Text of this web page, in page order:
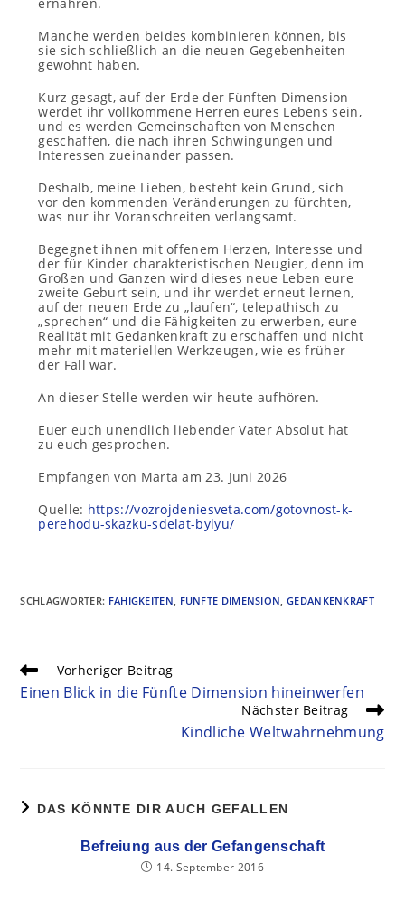
Manche werden beides kombinieren können, bis
sie sich schließlich an die neuen Gegebenheiten
gewöhnt haben.
Kurz gesagt, auf der Erde der Fünften Dimension
werdet ihr vollkommene Herren eures Lebens sein,
und es werden Gemeinschaften von Menschen
geschaffen, die nach ihren Schwingungen und
Interessen zueinander passen.
Deshalb, meine Lieben, besteht kein Grund, sich
vor den kommenden Veränderungen zu fürchten,
was nur ihr Voranschreiten verlangsamt.
Begegnet ihnen mit offenem Herzen, Interesse und
der für Kinder charakteristischen Neugier, denn im
Großen und Ganzen wird dieses neue Leben eure
zweite Geburt sein, und ihr werdet erneut lernen,
auf der neuen Erde zu „laufen“, telepathisch zu
„sprechen“ und die Fähigkeiten zu erwerben, eure
Realität mit Gedankenkraft zu erschaffen und nicht
mehr mit materiellen Werkzeugen, wie es früher
der Fall war.
An dieser Stelle werden wir heute aufhören.
Euer euch unendlich liebender Vater Absolut hat
zu euch gesprochen.
Empfangen von Marta am 23. Juni 2026
Quelle: https://vozrojdeniesveta.com/gotovnost-k-
perehodu-skazku-sdelat-bylyu/
SCHLAGWÖRTER: FÄHIGKEITEN, FÜNFTE DIMENSION, GEDANKENKRAFT
Vorheriger Beitrag
Einen Blick in die Fünfte Dimension hineinwerfen
Nächster Beitrag
Kindliche Weltwahrnehmung
DAS KÖNNTE DIR AUCH GEFALLEN
Befreiung aus der Gefangenschaft
14. September 2016